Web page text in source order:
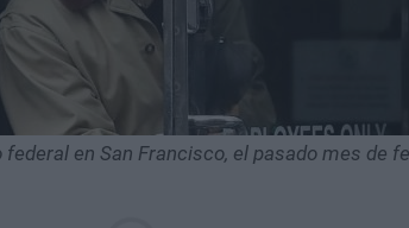
en San Francisco, el pasado mes de